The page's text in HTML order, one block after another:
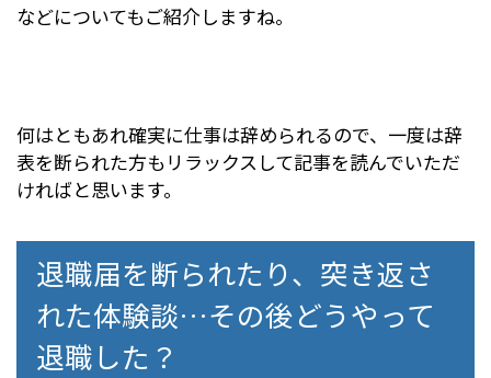
などについてもご紹介しますね。
何はともあれ確実に仕事は辞められるので、一度は辞
表を断られた方もリラックスして記事を読んでいただ
ければと思います。
退職届を断られたり、突き返さ
れた体験談…その後どうやって
退職した？